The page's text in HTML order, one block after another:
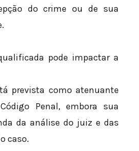
do crime ou de sua
pode impactar a
prevista como atenuante
Penal, embora sua
da análise do juiz e das
caso.